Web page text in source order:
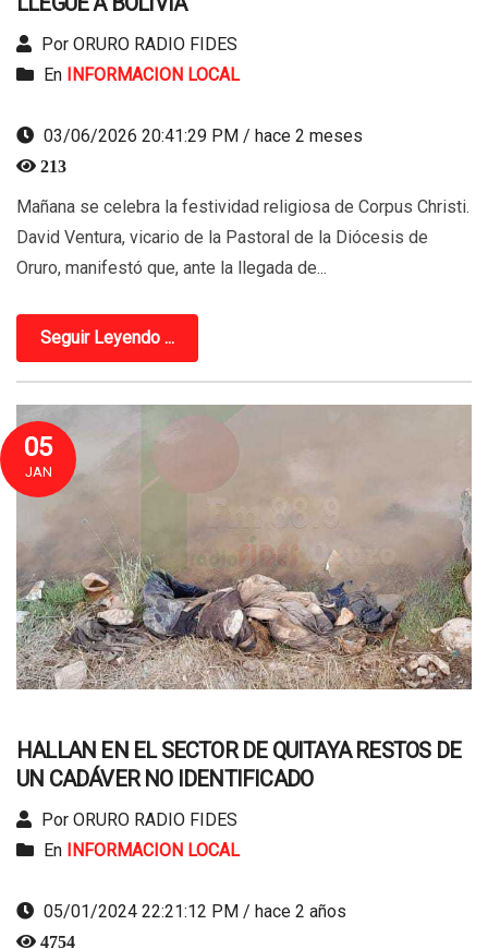
Por ORURO RADIO FIDES
En INFORMACION LOCAL
03/06/2026 20:41:29 PM / hace 2 meses
213
Mañana se celebra la festividad religiosa de Corpus Christi.
David Ventura, vicario de la Pastoral de la Diócesis de
Oruro, manifestó que, ante la llegada de...
Seguir Leyendo ...
05
JAN
HALLAN EN EL SECTOR DE QUITAYA RESTOS DE
UN CADÁVER NO IDENTIFICADO
Por ORURO RADIO FIDES
En INFORMACION LOCAL
05/01/2024 22:21:12 PM / hace 2 años
4754